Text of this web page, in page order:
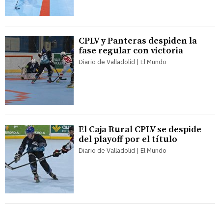
CPLV y Panteras despiden la
fase regular con victoria
Diario de Valladolid | El Mundo
El Caja Rural CPLV se despide
del playoff por el título
Diario de Valladolid | El Mundo